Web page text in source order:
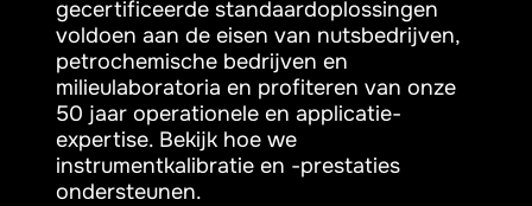
gecertificeerde standaardoplossingen
voldoen aan de eisen van nutsbedrijven,
petrochemische bedrijven en
milieulaboratoria en profiteren van onze
50 jaar operationele en applicatie-
expertise. Bekijk hoe we
instrumentkalibratie en -prestaties
ondersteunen.